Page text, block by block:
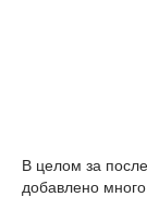
В целом за
добавлено